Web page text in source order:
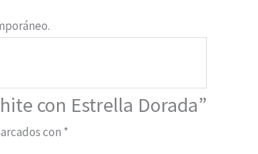
con Estrella Dorada”
con *